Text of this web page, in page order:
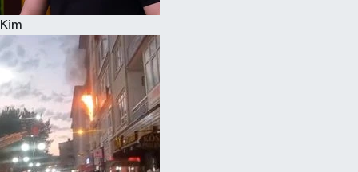
Kim
Teknoloji
Televizyon
Yaşam-Çevre